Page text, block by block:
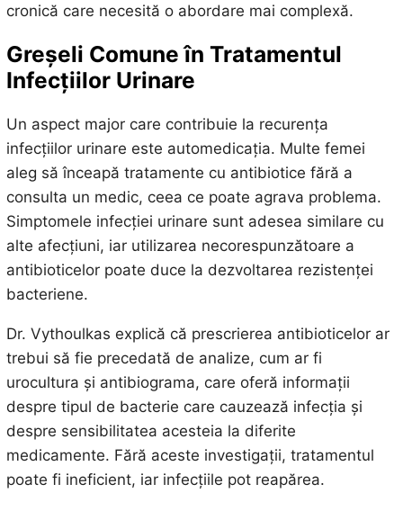
cronică care necesită o abordare mai complexă.
Greșeli Comune în Tratamentul
Infecțiilor Urinare
Un aspect major care contribuie la recurența
infecțiilor urinare este automedicația. Multe femei
aleg să înceapă tratamente cu antibiotice fără a
consulta un medic, ceea ce poate agrava problema.
Simptomele infecției urinare sunt adesea similare cu
alte afecțiuni, iar utilizarea necorespunzătoare a
antibioticelor poate duce la dezvoltarea rezistenței
bacteriene.
Dr. Vythoulkas explică că prescrierea antibioticelor ar
trebui să fie precedată de analize, cum ar fi
urocultura și antibiograma, care oferă informații
despre tipul de bacterie care cauzează infecția și
despre sensibilitatea acesteia la diferite
medicamente. Fără aceste investigații, tratamentul
poate fi ineficient, iar infecțiile pot reapărea.